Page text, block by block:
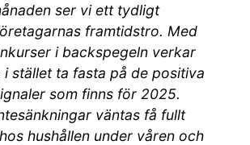
ser vi ett tydligt
framtidstro. Med
i backspegeln verkar
stället ta fasta på de positiva
som finns för 2025.
väntas få fullt
hushållen under våren och